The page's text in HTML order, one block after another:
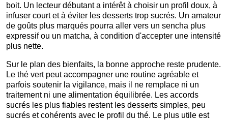
boit. Un lecteur débutant a intérêt à choisir un profil doux, à
infuser court et à éviter les desserts trop sucrés. Un amateur
de goûts plus marqués pourra aller vers un sencha plus
expressif ou un matcha, à condition d'accepter une intensité
plus nette.
Sur le plan des bienfaits, la bonne approche reste prudente.
Le thé vert peut accompagner une routine agréable et
parfois soutenir la vigilance, mais il ne remplace ni un
traitement ni une alimentation équilibrée. Les accords
sucrés les plus fiables restent les desserts simples, peu
sucrés et cohérents avec le profil du thé. Le plus utile est